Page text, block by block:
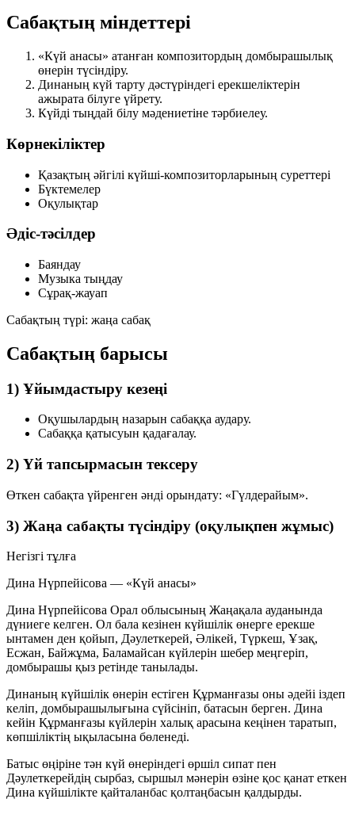
Сабақтың міндеттері
«Күй анасы» атанған композитордың домбырашылық
өнерін түсіндіру.
Динаның күй тарту дәстүріндегі ерекшеліктерін
ажырата білуге үйрету.
Күйді тыңдай білу мәдениетіне тәрбиелеу.
Көрнекіліктер
Қазақтың әйгілі күйші-композиторларының суреттері
Бүктемелер
Оқулықтар
Әдіс-тәсілдер
Баяндау
Музыка тыңдау
Сұрақ-жауап
Сабақтың түрі: жаңа сабақ
Сабақтың барысы
1) Ұйымдастыру кезеңі
Оқушылардың назарын сабаққа аудару.
Сабаққа қатысуын қадағалау.
2) Үй тапсырмасын тексеру
Өткен сабақта үйренген әнді орындату: «Гүлдерайым».
3) Жаңа сабақты түсіндіру (оқулықпен жұмыс)
Негізгі тұлға
Дина Нүрпейісова — «Күй анасы»
Дина Нүрпейісова Орал облысының Жаңақала ауданында
дүниеге келген. Ол бала кезінен күйшілік өнерге ерекше
ынтамен ден қойып, Дәулеткерей, Әлікей, Түркеш, Ұзақ,
Есжан, Байжұма, Баламайсан күйлерін шебер меңгеріп,
домбырашы қыз ретінде танылады.
Динаның күйшілік өнерін естіген Құрманғазы оны әдейі іздеп
келіп, домбырашылығына сүйсініп, батасын берген. Дина
кейін Құрманғазы күйлерін халық арасына кеңінен таратып,
көпшіліктің ықыласына бөленеді.
Батыс өңіріне тән күй өнеріндегі өршіл сипат пен
Дәулеткерейдің сырбаз, сыршыл мәнерін өзіне қос қанат еткен
Дина күйшілікте қайталанбас қолтаңбасын қалдырды.